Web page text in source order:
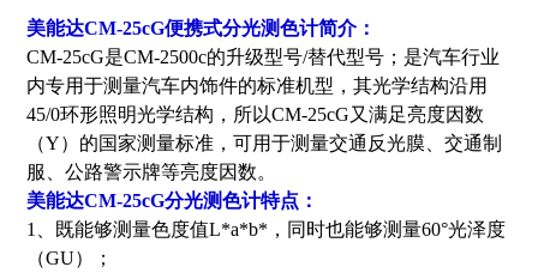
美能达CM-25cG便携式分光测色计简介：
CM-25cG是CM-2500c的升级型号/替代型号；是汽车行业
内专用于测量汽车内饰件的标准机型，其光学结构沿用
45/0环形照明光学结构，所以CM-25cG又满足亮度因数
（Y）的国家测量标准，可用于测量交通反光膜、交通制
服、公路警示牌等亮度因数。
美能达CM-25cG分光测色计特点：
1、既能够测量色度值L*a*b*，同时也能够测量60°光泽度
（GU）；